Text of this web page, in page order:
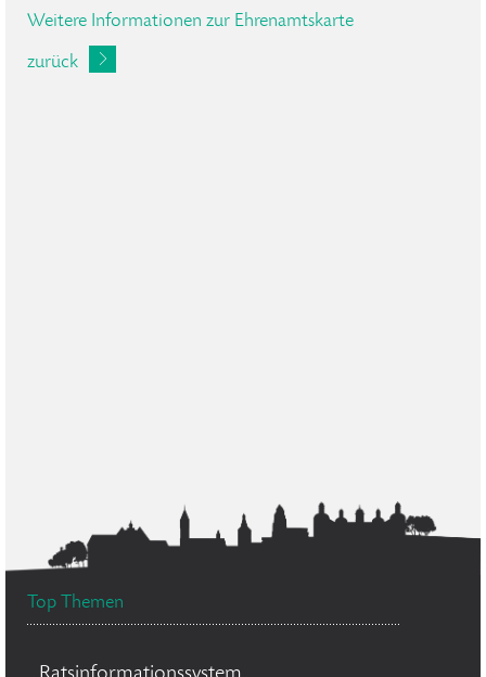
Weitere Informationen zur Ehrenamtskarte
zurück
Top Themen